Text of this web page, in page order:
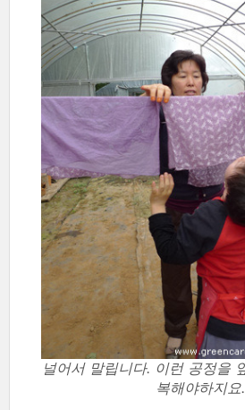
널어서 말립니다. 이런 공정을
복해야하지요.